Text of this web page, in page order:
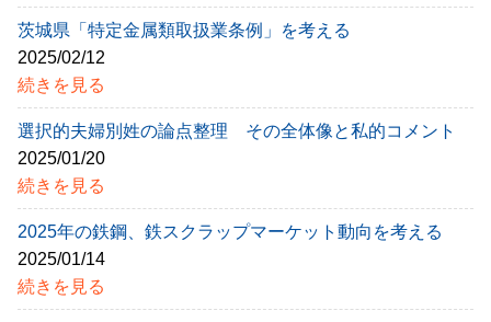
茨城県「特定金属類取扱業条例」を考える
2025/02/12
続きを見る
選択的夫婦別姓の論点整理 その全体像と私的コメント
2025/01/20
続きを見る
2025年の鉄鋼、鉄スクラップマーケット動向を考える
2025/01/14
続きを見る